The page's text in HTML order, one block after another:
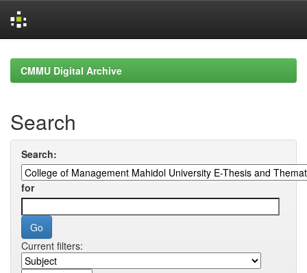
navigationCMMU Digital Archive
Search
Search:
for
Current filters: